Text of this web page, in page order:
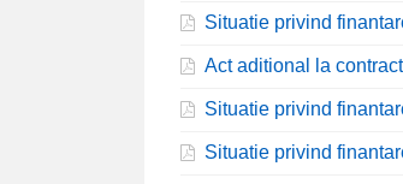
Situatie privind
Act aditional la
Situatie privind
Situatie privind